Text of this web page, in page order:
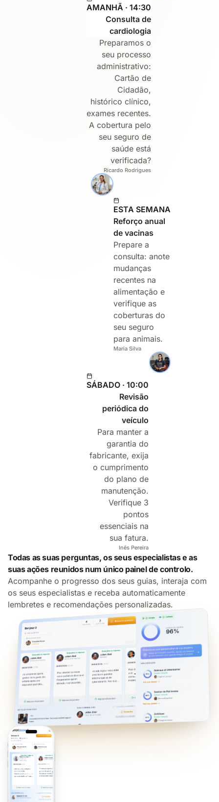
AMANHÃ · 14:30
Consulta de
cardiologia
Preparamos o
seu processo
administrativo:
Cartão de
Cidadão,
histórico clínico,
exames recentes.
A cobertura pelo
seu seguro de
saúde está
verificada?
Ricardo Rodrigues
ESTA SEMANA
Reforço anual
de vacinas
Prepare a
consulta: anote
mudanças
recentes na
alimentação e
verifique as
coberturas do
seu seguro
para animais.
Maria Silva
SÁBADO · 10:00
Revisão
periódica do
veículo
Para manter a
garantia do
fabricante, exija
o cumprimento
do plano de
manutenção.
Verifique 3
pontos
essenciais na
sua fatura.
Inês Pereira
Todas as suas perguntas, os seus especialistas e as
suas ações reunidos num único painel de controlo.
Acompanhe o progresso dos seus guias, interaja com
os seus especialistas e receba automaticamente
lembretes e recomendações personalizadas.